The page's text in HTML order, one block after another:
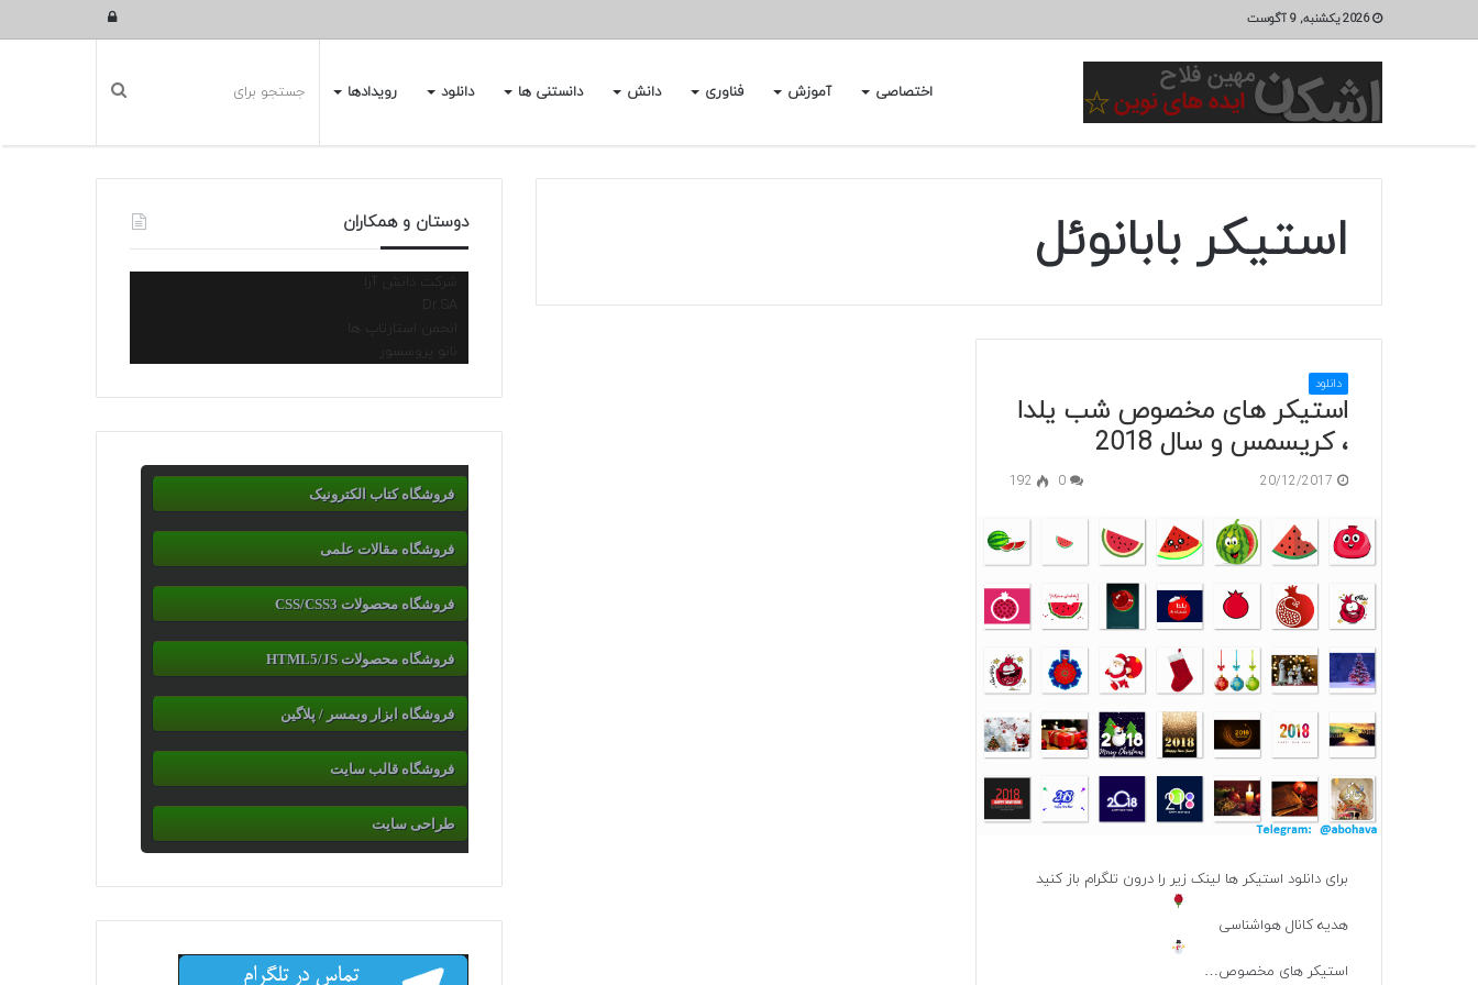
2026 یکشنبه, 9 آگوست ورود
اختصاصی آموزش فناوری دانش دانستنی ها دانلود رویدادها
استیکر بابانوئل
دانلود
استیکر های مخصوص شب یلدا
، کریسمس و سال 2018
20/12/2017
0
192
برای دانلود استیکر ها لینک زیر را درون تلگرام باز کنید
هدیه کانال هواشناسی
استیکر های مخصوص…
دوستان و همکاران
شرکت دانش آرا
انجمن استارتاپ ها
نانو پروسسور
فروشگاه کتاب الکترونیک
فروشگاه مقالات علمی
فروشگاه محصولات CSS/CSS3
فروشگاه محصولات HTML5/JS
فروشگاه ابزار وبمسر / پلاگین
فروشگاه قالب سایت
طراحی سایت